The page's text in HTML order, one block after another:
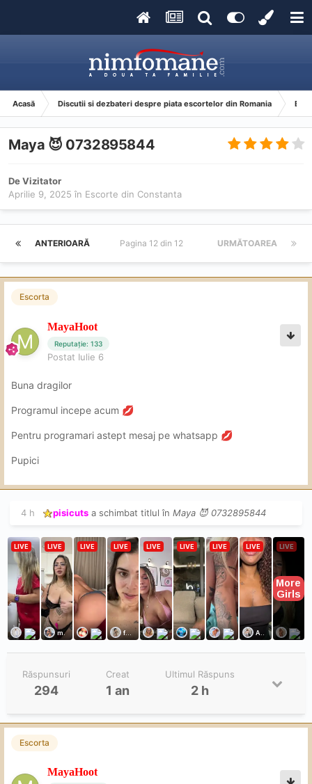
Acasă Discutii si dezbateri despre piata escortelor din Romania
Maya 😈 0732895844
De Vizitator
Aprilie 9, 2025 în Escorte din Constanta
ANTERIOARĂ URMĂTOAREA
Pagina 12 din 12
Escorta
MayaHoot
Reputație: 133
Postat Iulie 6
Buna dragilor
Programul incepe acum 💋
Pentru programari astept mesaj pe whatsapp 💋
Pupici
4 h pisicuts a schimbat titlul în Maya 😈 0732895844
Răspunsuri
294
Creat
1 an
Ultimul Răspuns
2 h
Escorta
MayaHoot